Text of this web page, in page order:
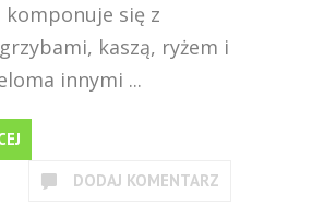
komponuje się z
kaszą, ryżem i
innymi ...
DODAJ KOMENTARZ